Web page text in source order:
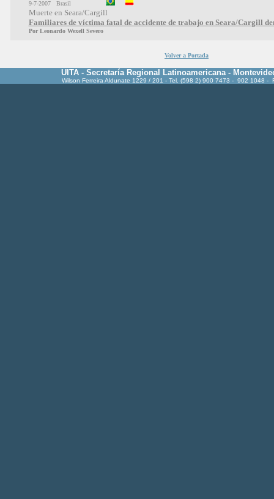
9-7-2007 Brasil
Muerte en Seara/Cargill
Familiares de víctima fatal de accidente de trabajo en Seara/Cargill
Por Leonardo Wexell Severo
Volver a Portada
UITA - Secretaría Regional Latinoamericana -
Wilson Ferreira Aldunate 1229 / 201 - Tel. (598 2) 900 7473 - 902 1048 -